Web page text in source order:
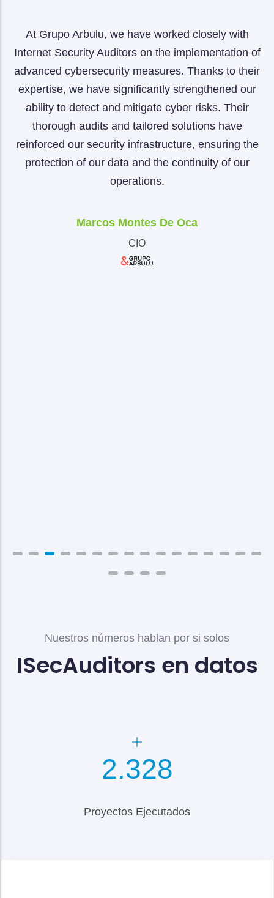
At Grupo Arbulu, we have worked closely with
Internet Security Auditors on the implementation of
advanced cybersecurity measures. Thanks to their
expertise, we have significantly strengthened our
ability to detect and mitigate cyber risks. Their
thorough audits and tailored solutions have
reinforced our security infrastructure, ensuring the
protection of our data and the continuity of our
operations.
Marcos Montes De Oca
CIO
Nuestros números hablan por si solos
ISecAuditors en datos
2.600
Proyectos Ejecutados